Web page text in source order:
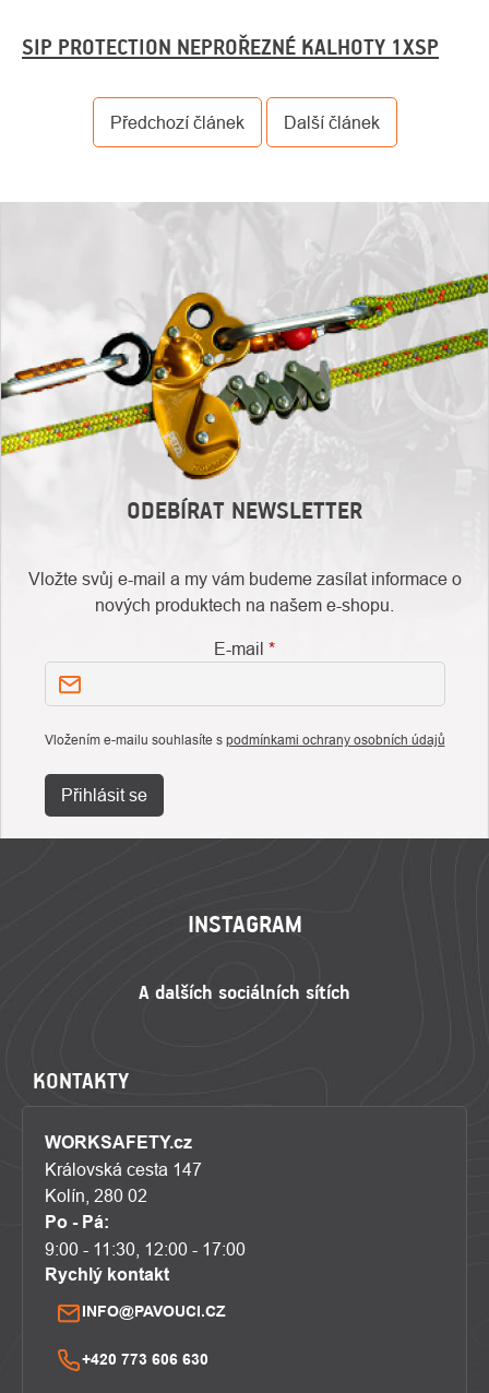
SIP PROTECTION NEPROŘEZNÉ KALHOTY 1XSP
Předchozí článek Další článek
ODEBÍRAT NEWSLETTER
Vložte svůj e-mail a my vám budeme zasílat informace o
nových produktech na našem e-shopu.
E-mail
Vložením e-mailu souhlasíte s podmínkami ochrany osobních údajů
Přihlásit se
INSTAGRAM
KONTAKTY
WORKSAFETY.cz
Královská cesta 147
Kolín, 280 02
Po - Pá:
9:00 - 11:30, 12:00 - 17:00
Rychlý kontakt
INFO@PAVOUCI.CZ
+420 773 606 630